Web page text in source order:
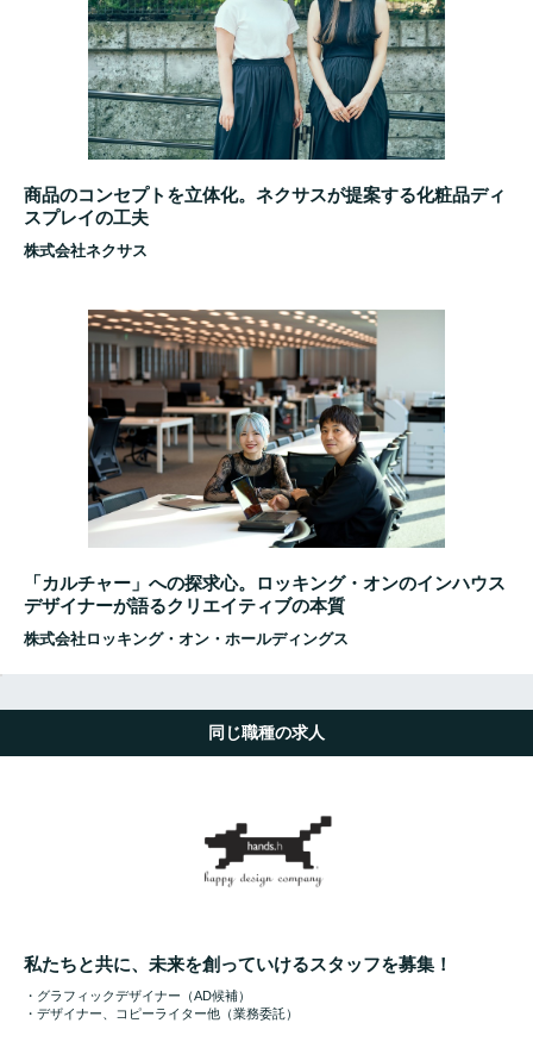
商品のコンセプトを立体化。ネクサスが提案する化粧品ディ
スプレイの工夫
株式会社ネクサス
「カルチャー」への探求心。ロッキング・オンのインハウス
デザイナーが語るクリエイティブの本質
株式会社ロッキング・オン・ホールディングス
同じ職種の求人
私たちと共に、未来を創っていけるスタッフを募集！
・グラフィックデザイナー（AD候補）
・デザイナー、コピーライター他（業務委託）